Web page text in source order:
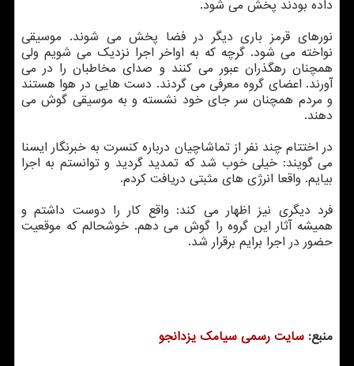
داده بودند پخش می شود.
نورهای قرمز باری دیگر در فضا پخش می شوند. موسیقی
نواخته می شود. گرچه كه به اواخر اجرا نزدیك می شویم ولی
همچنان رهگذران عبور می كنند و صدای مخاطبان را در می
آورند. اعضای گروه معرفی می گردند. دست هایی در هوا هستند
و مردم همچنان سر جای خود نشسته و به موسیقی گوش می
دهند.
در اختتام چند نفر از تماشاچیان درباره كنسرت به خبرنگار ایسنا
می گویند: خیلی خوب شد كه تمدید گردید و توانستم به اجرا
بیایم. واقعا انرژی های مثبتی دریافت كردم.
فرد دیگری نیز اظهار می كند: واقع كار را دوست داشتم و
همیشه آثار این گروه را گوش می دهم. خوشحالم كه موقعیت
حضور در اجرا برایم برقرار شد.
منبع: سایت رسمی سیامك یزدانجو